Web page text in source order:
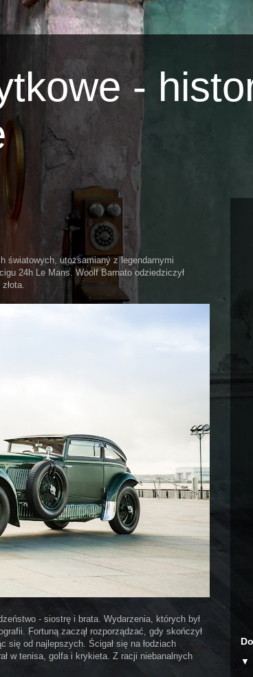
-
światowych, utożsamiany z legendarnymi
24h Le Mans. Woolf Barnato odziedziczył
- siostrę i brata. Wydarzenia, których był
Fortuną zaczął rozporządzać, gdy skończył
się od najlepszych. Ścigał się na łodziach
w tenisa, golfa i krykieta. Z racji niebanalnych
▼